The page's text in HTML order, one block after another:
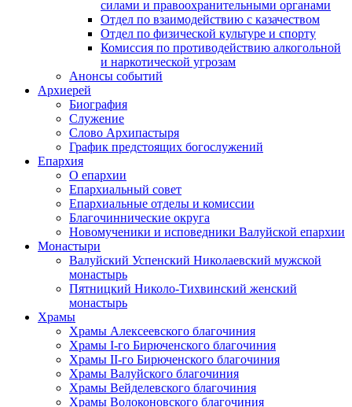
силами и правоохранительными органами
Отдел по взаимодействию с казачеством
Отдел по физической культуре и спорту
Комиссия по противодействию алкогольной
и наркотической угрозам
Анонсы событий
Архиерей
Биография
Служение
Слово Архипастыря
График предстоящих богослужений
Епархия
О епархии
Епархиальный совет
Епархиальные отделы и комиссии
Благочиннические округа
Новомученики и исповедники Валуйской епархии
Монастыри
Валуйский Успенский Николаевский мужской
монастырь
Пятницкий Николо-Тихвинский женский
монастырь
Храмы
Храмы Алексеевского благочиния
Храмы I-го Бирюченского благочиния
Храмы II-го Бирюченского благочиния
Храмы Валуйского благочиния
Храмы Вейделевского благочиния
Храмы Волоконовского благочиния